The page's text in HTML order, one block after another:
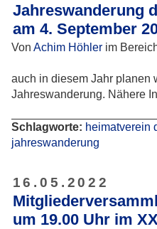
Jahreswanderung
am 4. September
Von Achim Höhler im
auch in diesem Jahr planen
Jahreswanderung. Nähere
Schlagworte: heimatverein
jahreswanderung
16.05.2022
um 19.00 Uhr im